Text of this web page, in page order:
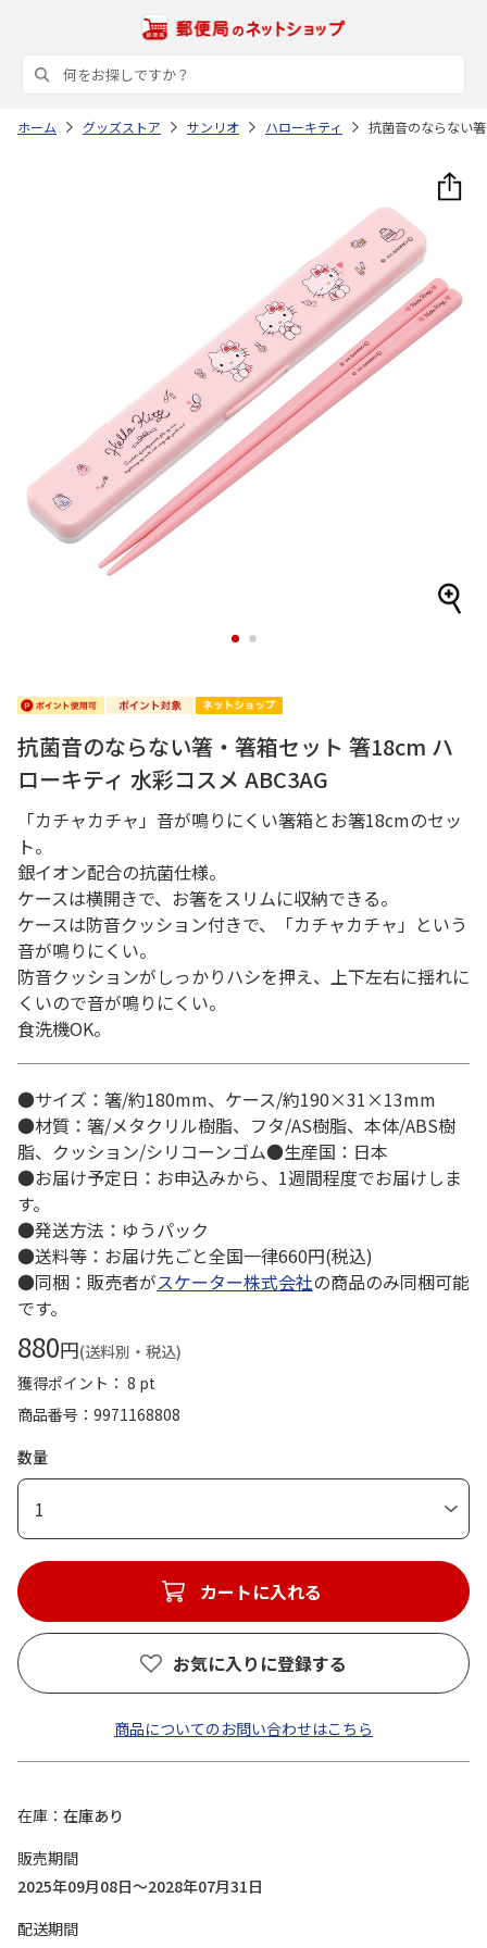
ホーム グッズストア サンリオ ハローキティ 抗菌音のならない
1 2
抗菌音のならない箸・箸箱セット 箸18cm ハ
ローキティ 水彩コスメ ABC3AG
「カチャカチャ」音が鳴りにくい箸箱とお箸18cmのセッ
ト。
銀イオン配合の抗菌仕様。
ケースは横開きで、お箸をスリムに収納できる。
ケースは防音クッション付きで、「カチャカチャ」という
音が鳴りにくい。
防音クッションがしっかりハシを押え、上下左右に揺れに
くいので音が鳴りにくい。
食洗機OK。
●サイズ：箸/約180mm、ケース/約190×31×13mm
●材質：箸/メタクリル樹脂、フタ/AS樹脂、本体/ABS樹
脂、クッション/シリコーンゴム●生産国：日本
●お届け予定日：お申込みから、1週間程度でお届けしま
す。
●発送方法：ゆうパック
●送料等：お届け先ごと全国一律660円(税込)
●同梱：販売者がスケーター株式会社の商品のみ同梱可能
です。
880円(送料別・税込)
獲得ポイント： 8 pt
商品番号
9971168808
数量
1
カートに入れる
お気に入りに登録する
商品についてのお問い合わせはこちら
在庫
在庫あり
販売期間
2025年09月08日～2028年07月31日
配送期間